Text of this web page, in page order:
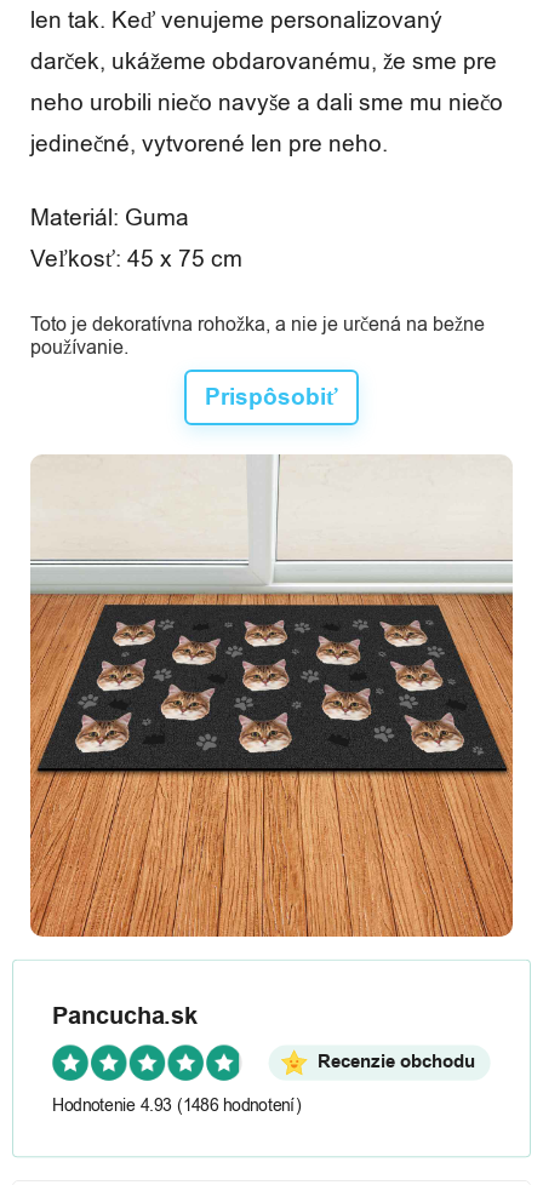
i
e
len tak. Keď venujeme personalizovaný
darček, ukážeme obdarovanému, že sme pre
neho urobili niečo navyše a dali sme mu niečo
jedinečné, vytvorené len pre neho.
Materiál: Guma
Veľkosť: 45 x 75 cm
Toto je dekoratívna rohožka, a nie je určená na bežne
používanie.
Prispôsobiť
Pancucha.sk
Recenzie obchodu
Hodnotenie 4.93 (1486 hodnotení)